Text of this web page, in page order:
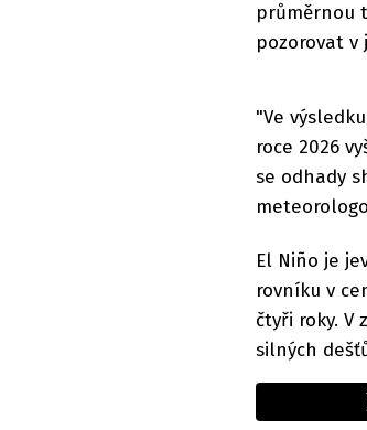
průměrnou
pozorovat v
"Ve
roce 2026
se odhady
El Niño je
rovníku v
čtyři roky. V
silných